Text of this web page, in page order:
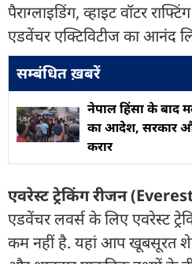
पैराग्लाइडिंग, व्हाइट वॉटर
एडवेंचर एक्टिविटीज का आनंद
सम्बंधित ख़बरें
नेपाल हिंसा के बाद
का आदेश, सरकार
करार
एवरेस्ट ट्रेकिंग रीजन
एडवेंचर लवर्स के लिए एवरेस्ट
कम नहीं है. यहां आप खूबसूरत